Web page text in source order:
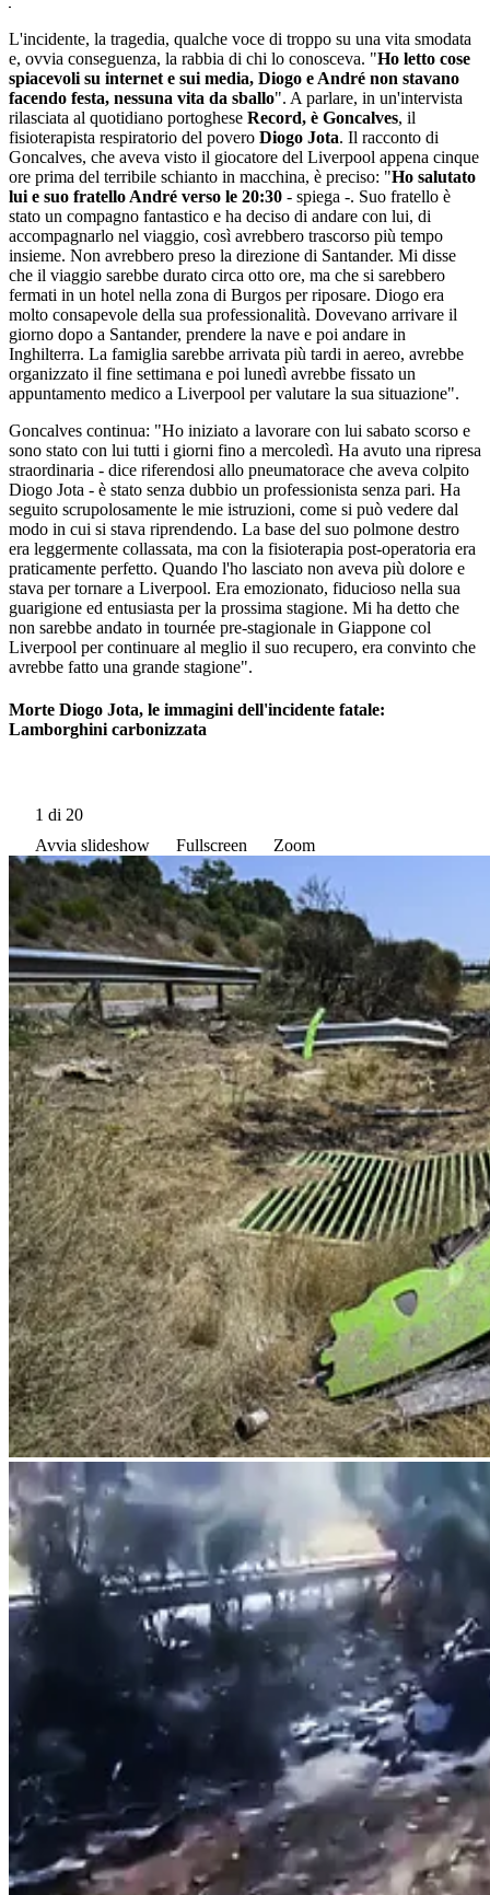
L'incidente, la tragedia, qualche voce di troppo su una vita smodata
e, ovvia conseguenza, la rabbia di chi lo conosceva. "Ho letto cose
spiacevoli su internet e sui media, Diogo e André non stavano
facendo festa, nessuna vita da sballo". A parlare, in un'intervista
rilasciata al quotidiano portoghese Record, è Goncalves, il
fisioterapista respiratorio del povero Diogo Jota. Il racconto di
Goncalves, che aveva visto il giocatore del Liverpool appena cinque
ore prima del terribile schianto in macchina, è preciso: "Ho salutato
lui e suo fratello André verso le 20:30 - spiega -. Suo fratello è
stato un compagno fantastico e ha deciso di andare con lui, di
accompagnarlo nel viaggio, così avrebbero trascorso più tempo
insieme. Non avrebbero preso la direzione di Santander. Mi disse
che il viaggio sarebbe durato circa otto ore, ma che si sarebbero
fermati in un hotel nella zona di Burgos per riposare. Diogo era
molto consapevole della sua professionalità. Dovevano arrivare il
giorno dopo a Santander, prendere la nave e poi andare in
Inghilterra. La famiglia sarebbe arrivata più tardi in aereo, avrebbe
organizzato il fine settimana e poi lunedì avrebbe fissato un
appuntamento medico a Liverpool per valutare la sua situazione".
Goncalves continua: "Ho iniziato a lavorare con lui sabato scorso e
sono stato con lui tutti i giorni fino a mercoledì. Ha avuto una ripresa
straordinaria - dice riferendosi allo pneumatorace che aveva colpito
Diogo Jota - è stato senza dubbio un professionista senza pari. Ha
seguito scrupolosamente le mie istruzioni, come si può vedere dal
modo in cui si stava riprendendo. La base del suo polmone destro
era leggermente collassata, ma con la fisioterapia post-operatoria era
praticamente perfetto. Quando l'ho lasciato non aveva più dolore e
stava per tornare a Liverpool. Era emozionato, fiducioso nella sua
guarigione ed entusiasta per la prossima stagione. Mi ha detto che
non sarebbe andato in tournée pre-stagionale in Giappone col
Liverpool per continuare al meglio il suo recupero, era convinto che
avrebbe fatto una grande stagione".
Morte Diogo Jota, le immagini dell'incidente fatale:
Lamborghini carbonizzata
1 di 20
Avvia slideshow
Fullscreen Zoom